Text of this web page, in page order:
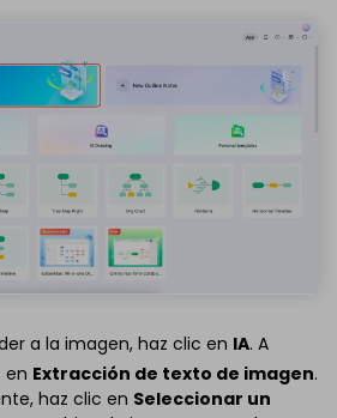
a la imagen, haz clic en IA. A
en Extracción de texto de imagen.
haz clic en Seleccionar un